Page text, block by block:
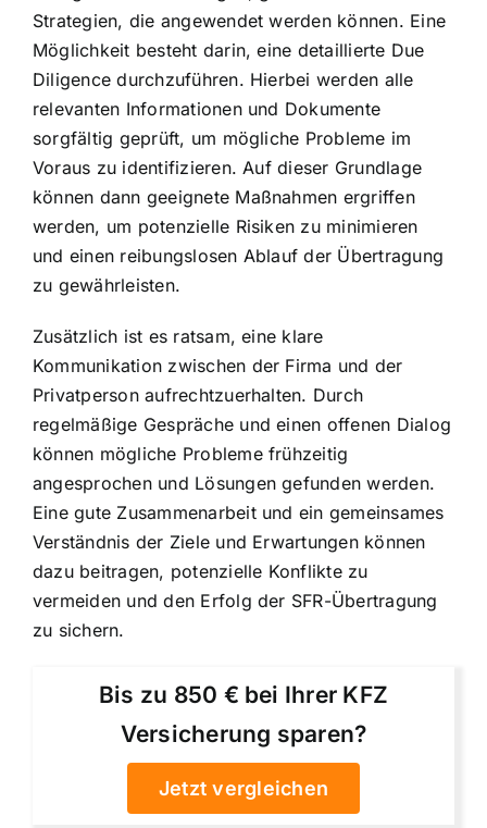
Strategien, die angewendet werden können. Eine
Möglichkeit besteht darin, eine detaillierte Due
Diligence durchzuführen. Hierbei werden alle
relevanten Informationen und Dokumente
sorgfältig geprüft, um mögliche Probleme im
Voraus zu identifizieren. Auf dieser Grundlage
können dann geeignete Maßnahmen ergriffen
werden, um potenzielle Risiken zu minimieren
und einen reibungslosen Ablauf der Übertragung
zu gewährleisten.
Zusätzlich ist es ratsam, eine klare
Kommunikation zwischen der Firma und der
Privatperson aufrechtzuerhalten. Durch
regelmäßige Gespräche und einen offenen Dialog
können mögliche Probleme frühzeitig
angesprochen und Lösungen gefunden werden.
Eine gute Zusammenarbeit und ein gemeinsames
Verständnis der Ziele und Erwartungen können
dazu beitragen, potenzielle Konflikte zu
vermeiden und den Erfolg der SFR-Übertragung
zu sichern.
Bis zu 850 € bei Ihrer KFZ
Versicherung sparen?
Jetzt vergleichen